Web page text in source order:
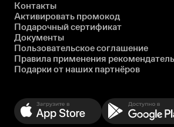
Контакты
Активировать промокод
Подарочный сертификат
Документы
Пользовательское соглашение
Правила применения
Подарки от наших партнёров